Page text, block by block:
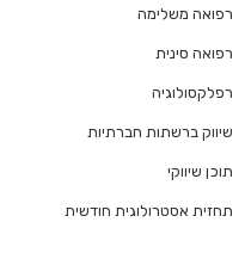
רפואה משלימה
רפואה סינית
רפלקסולוגיה
שיווק ברשתות חברתיות
תוכן שיווקי
תחזית אסטרולוגית חודשית